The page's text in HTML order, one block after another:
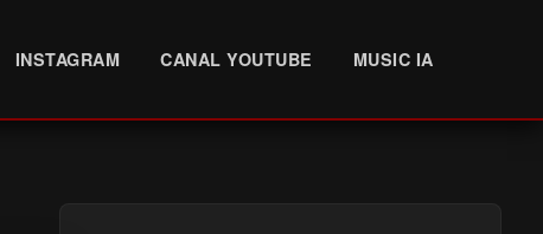
INSTAGRAM CANAL YOUTUBE MUSIC IA